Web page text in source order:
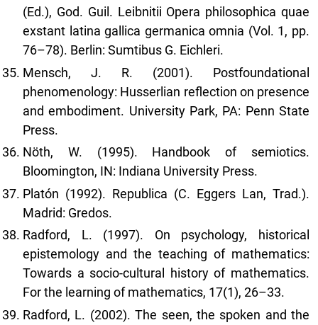
(Ed.), God. Guil. Leibnitii Opera philosophica quae
exstant latina gallica germanica omnia (Vol. 1, pp.
76–78). Berlin: Sumtibus G. Eichleri.
Mensch, J. R. (2001). Postfoundational
phenomenology: Husserlian reflection on presence
and embodiment. University Park, PA: Penn State
Press.
Nöth, W. (1995). Handbook of semiotics.
Bloomington, IN: Indiana University Press.
Platón (1992). Republica (C. Eggers Lan, Trad.).
Madrid: Gredos.
Radford, L. (1997). On psychology, historical
epistemology and the teaching of mathematics:
Towards a socio-cultural history of mathematics.
For the learning of mathematics, 17(1), 26–33.
Radford, L. (2002). The seen, the spoken and the